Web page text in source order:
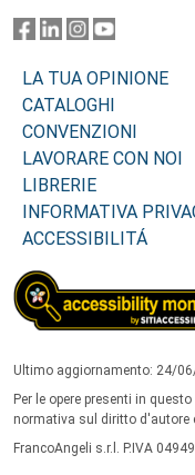
LA TUA OPINIONE
CATALOGHI
CONVENZIONI
LAVORARE CON NOI
LIBRERIE
INFORMATIVA
ACCESSIBILITÁ
Ultimo aggiornamento: 24/
Per le opere presenti in
normativa sul diritto d'autore
FrancoAngeli s.r.l. P.IVA